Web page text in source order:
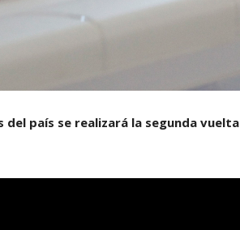
del país se realizará la segunda vuelta